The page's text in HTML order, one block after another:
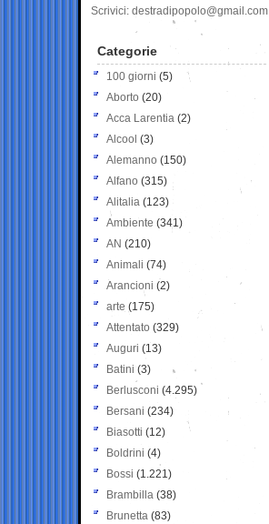
Scrivici: destradipopolo@gmail.com
Categorie
100 giorni (5)
Aborto (20)
Acca Larentia (2)
Alcool (3)
Alemanno (150)
Alfano (315)
Alitalia (123)
Ambiente (341)
AN (210)
Animali (74)
Arancioni (2)
arte (175)
Attentato (329)
Auguri (13)
Batini (3)
Berlusconi (4.295)
Bersani (234)
Biasotti (12)
Boldrini (4)
Bossi (1.221)
Brambilla (38)
Brunetta (83)